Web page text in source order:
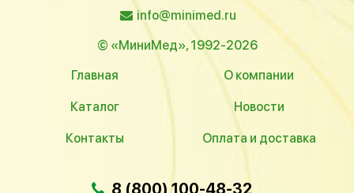
info@minimed.ru
© «МиниМед», 1992-2026
Главная
О компании
Каталог Новости
Контакты Оплата и доставка
8 (800) 100-48-32